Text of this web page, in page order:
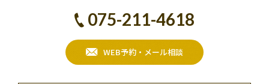
075-211-4618
WEB予約・メール相談